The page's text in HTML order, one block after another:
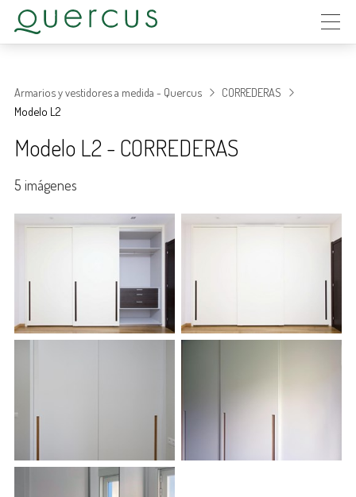
Armarios y vestidores a medida - Quercus
CORREDERAS
Modelo L2
Modelo L2 - CORREDERAS
5 imágenes